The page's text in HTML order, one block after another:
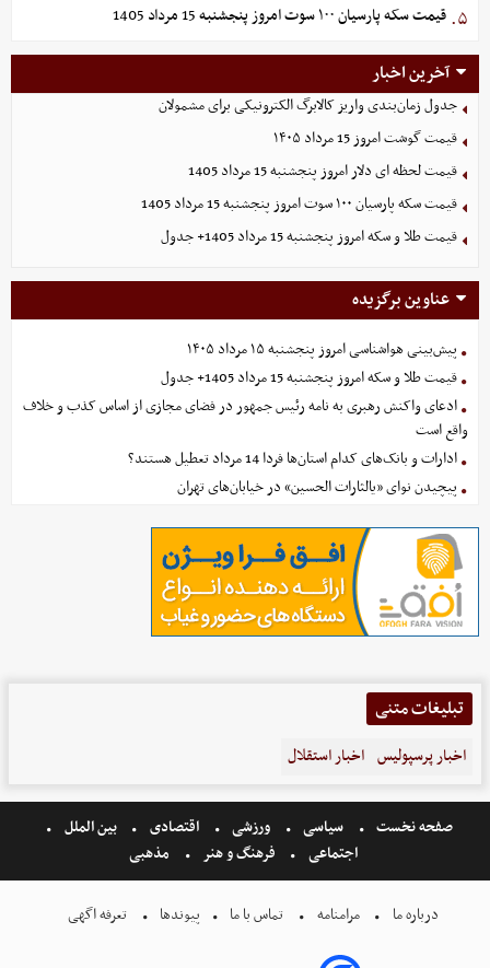
۵. قیمت سکه پارسیان ۱۰۰ سوت امروز پنجشنبه 15 مرداد 1405
آخرین اخبار
جدول زمان‌بندی واریز کالابرگ الکترونیکی برای مشمولان
قیمت گوشت امروز 15 مرداد ۱۴۰۵
قیمت لحظه ای دلار امروز پنجشنبه 15 مرداد 1405
قیمت سکه پارسیان ۱۰۰ سوت امروز پنجشنبه 15 مرداد 1405
قیمت طلا و سکه امروز پنجشنبه 15 مرداد 1405+ جدول
عناوین برگزیده
پیش‌بینی هواشناسی امروز پنجشنبه ۱۵ مرداد ۱۴۰۵
قیمت طلا و سکه امروز پنجشنبه 15 مرداد 1405+ جدول
ادعای واکنش رهبری به نامه رئیس جمهور در فضای مجازی از اساس کذب و خلاف
واقع است
ادارات و بانک‌های کدام استان‌ها فردا 14 مرداد تعطیل هستند؟
پیچیدن نوای «یالثارات الحسین» در خیابان‌های تهران
تبلیغات متنی
اخبار پرسپولیس اخبار استقلال
صفحه نخست سیاسی ورزشی اقتصادی
بین الملل
اجتماعی
فرهنگ و هنر مذهبی
درباره ما مرامنامه تماس با ما پیوندها تعرفه اگهی